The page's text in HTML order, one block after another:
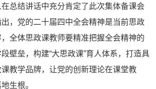
总结讲话中充分肯定了此次集体备课会
，党的二十届四中全会精神是当前思政
全体思政课教师要精准把握全会精神的
壁垒，构建“大思政课”育人体系，打造具
教学品牌，让党的创新理论在课堂教
生根。